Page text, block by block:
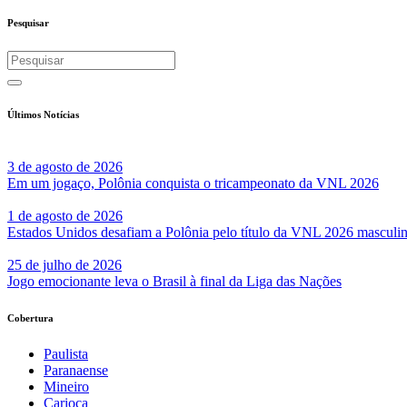
Pesquisar
Últimos Notícias
3 de agosto de 2026
Em um jogaço, Polônia conquista o tricampeonato da VNL 2026
1 de agosto de 2026
Estados Unidos desafiam a Polônia pelo título da VNL 2026
25 de julho de 2026
Jogo emocionante leva o Brasil à final da Liga das Nações
Cobertura
Paulista
Paranaense
Mineiro
Carioca